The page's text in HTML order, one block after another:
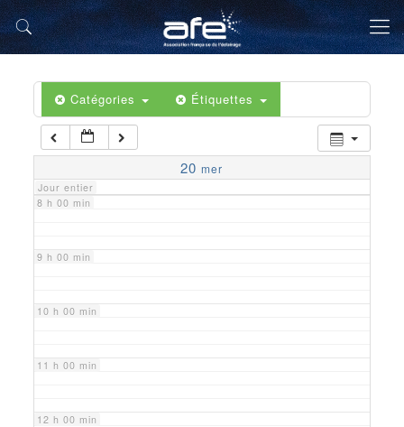
Catégories Étiquettes
20 mer
Jour entier
5 h 00 min
6 h 00 min
7 h 00 min
8 h 00 min
9 h 00 min
10 h 00 min
11 h 00 min
12 h 00 min